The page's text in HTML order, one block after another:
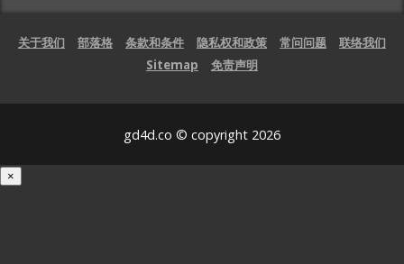
关于我们 部落格 条款和条件 隐私权和政策 常问问题
联络我们
Sitemap
免责声明
gd4d.co © copyright 2026
×